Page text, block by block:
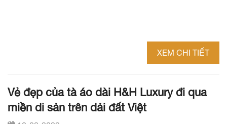
XEM CHI TIẾT
Vẻ đẹp của tà áo dài H&H Luxury đi qua
miền di sản trên dải đất Việt